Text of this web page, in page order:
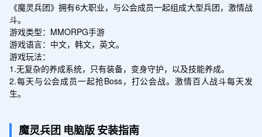
《魔灵兵团》拥有6大职业，与公会成员一起组成大型兵团，激情战
斗。
游戏类型：MMORPG手游
游戏语言：中文，韩文，英文。
游戏玩法：
1.无复杂的养成系统，只有装备，变身守护，以及技能养成。
2.每天与公会成员一起抢Boss，打公会战。激情百人战斗每天发
生。
魔灵兵团 电脑版 安装指南